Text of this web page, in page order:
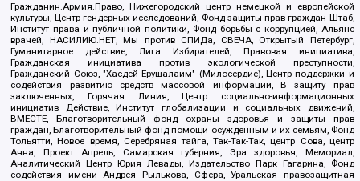
Гражданин.Армия.Право, Нижегородский центр немецкой и европейской
культуры, Центр гендерных исследований, Фонд защиты прав граждан Штаб,
Институт права и публичной политики, Фонд борьбы с коррупцией, Альянс
врачей, НАСИЛИЮ.НЕТ, Мы против СПИДа, СВЕЧА, Открытый Петербург,
Гуманитарное действие, Лига Избирателей, Правовая инициатива,
Гражданская инициатива против экологической преступности,
Гражданский Союз, "Хасдей Ерушалаим" (Милосердие), Центр поддержки и
содействия развитию средств массовой информации, В защиту прав
заключенных, Горячая Линия, Центр социально-информационных
инициатив Действие, Институт глобализации и социальных движений,
ВМЕСТЕ, Благотворительный фонд охраны здоровья и защиты прав
граждан, Благотворительный фонд помощи осужденным и их семьям, Фонд
Тольятти, Новое время, Серебряная тайга, Так-Так-Так, центр Сова, центр
Анна, Проект Апрель, Самарская губерния, Эра здоровья, Мемориал,
Аналитический Центр Юрия Левады, Издательство Парк Гагарина, Фонд
содействия имени Андрея Рылькова, Сфера, Уральская правозащитная